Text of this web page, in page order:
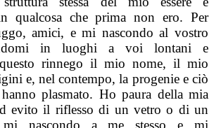
qualcosa che prima non ero. Per
amici, e mi nascondo al vostro
in luoghi a voi lontani e
rinnego il mio nome, il mio
e, nel contempo, la progenie e ciò
plasmato. Ho paura della mia
evito il riflesso di un vetro o di un